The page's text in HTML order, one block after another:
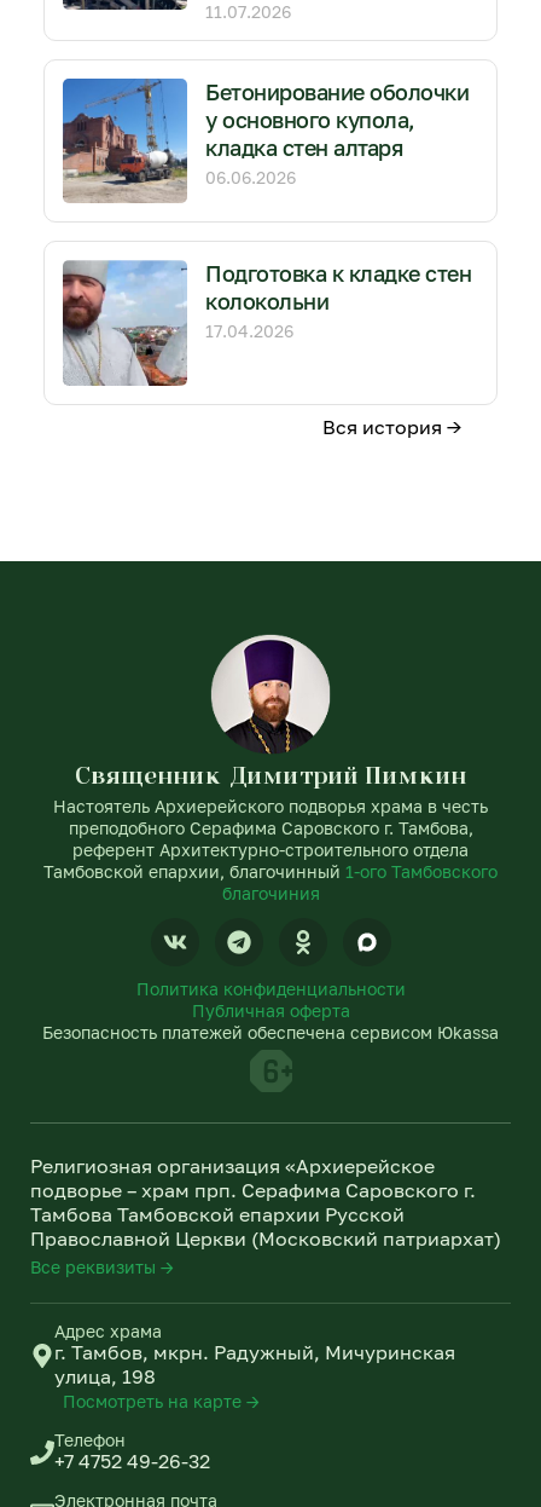
11.07.2026
Бетонирование оболочки
у основного купола,
кладка стен алтаря
06.06.2026
Подготовка к кладке стен
колокольни
17.04.2026
Вся история →
Священник Димитрий Пимкин
Настоятель Архиерейского подворья храма в честь
преподобного Серафима Саровского г. Тамбова,
референт Архитектурно-строительного отдела
Тамбовской епархии, благочинный 1-ого Тамбовского
благочиния
V
k
T
e
e
g
m
O
d
o
k
s
i
k
i
Политика конфиденциальности
Публичная оферта
Безопасность платежей обеспечена сервисом Юkassa
Религиозная организация «Архиерейское
подворье – храм прп. Серафима Саровского г.
Тамбова Тамбовской епархии Русской
Православной Церкви (Московский патриархат)
Все реквизиты →
Адрес храма
г. Тамбов, мкрн. Радужный, Мичуринская
улица, 198
Посмотреть на карте →
Телефон
+7 4752 49-26-32
Электронная почта